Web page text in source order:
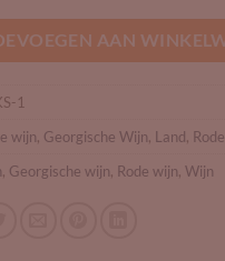
AAN
1
wijn, Georgische Wijn, Land,
, Georgische wijn, Rode wijn, Wijn